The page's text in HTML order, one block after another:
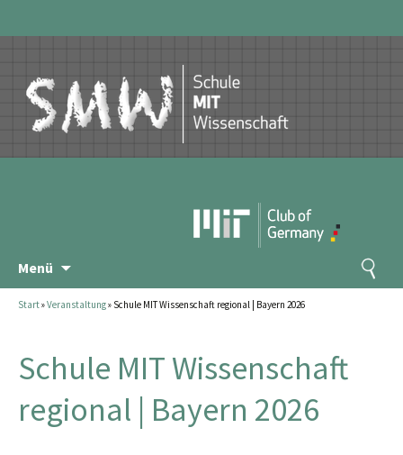
Menü
springen
Suchen
nach:
Start»Veranstaltung» Schule MIT Wissenschaft regional | Bayern 2026
Schule MIT Wissenschaft
regional | Bayern 2026